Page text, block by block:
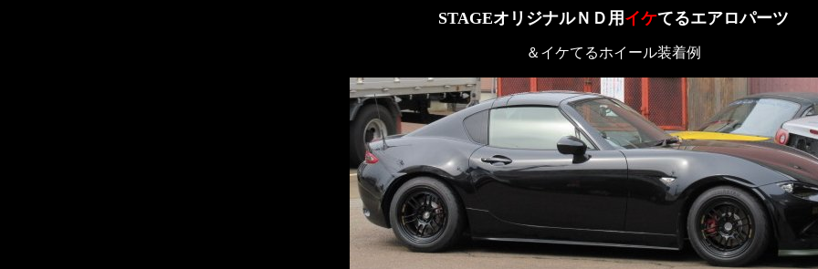
STAGEオリジナルＮＤ用 イケてるエアロパーツ
＆イケてるホイール装着例